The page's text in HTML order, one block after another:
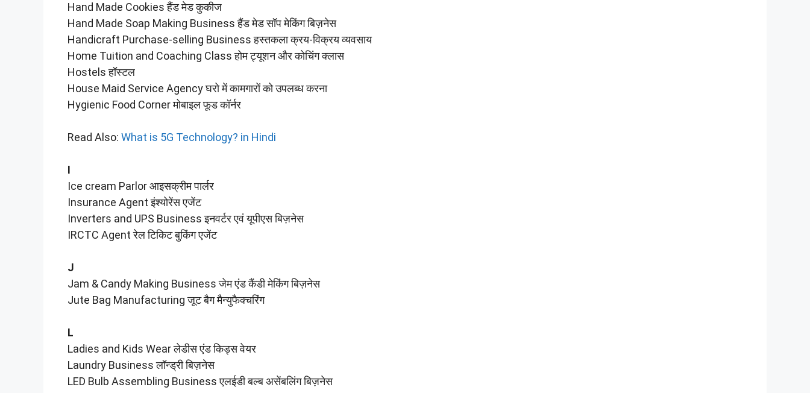
Hand Made Cookies हैंड मेड कुकीज
Hand Made Soap Making Business हैंड मेड सॉप मेकिंग बिज़नेस
Handicraft Purchase-selling Business हस्तकला क्रय-विक्रय व्यवसाय
Home Tuition and Coaching Class होम ट्यूशन और कोचिंग क्लास
Hostels हॉस्टल
House Maid Service Agency घरो में कामगारों को उपलब्ध करना
Hygienic Food Corner मोबाइल फूड कॉर्नर
Read Also: What is 5G Technology? in Hindi
I
Ice cream Parlor आइसक्रीम पार्लर
Insurance Agent इंश्योरेंस एजेंट
Inverters and UPS Business इनवर्टर एवं यूपीएस बिज़नेस
IRCTC Agent रेल टिकिट बुकिंग एजेंट
J
Jam & Candy Making Business जेम एंड कैंडी मेकिंग बिज़नेस
Jute Bag Manufacturing जूट बैग मैन्युफैक्चरिंग
L
Ladies and Kids Wear लेडीस एंड किड्स वेयर
Laundry Business लॉन्ड्री बिज़नेस
LED Bulb Assembling Business एलईडी बल्ब असेंबलिंग बिज़नेस